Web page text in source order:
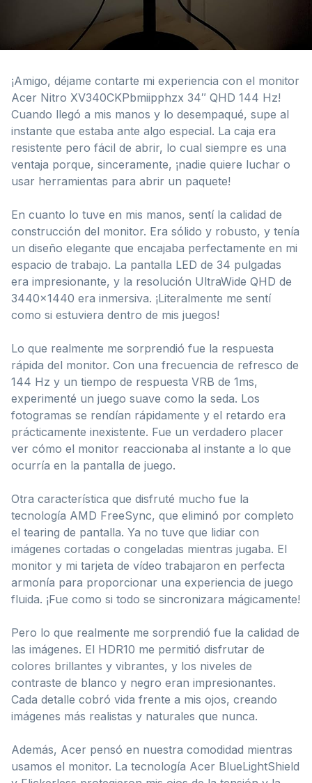
¡Amigo, déjame contarte mi experiencia con el monitor
Acer Nitro XV340CKPbmiipphzx 34″ QHD 144 Hz!
Cuando llegó a mis manos y lo desempaqué, supe al
instante que estaba ante algo especial. La caja era
resistente pero fácil de abrir, lo cual siempre es una
ventaja porque, sinceramente, ¡nadie quiere luchar o
usar herramientas para abrir un paquete!
En cuanto lo tuve en mis manos, sentí la calidad de
construcción del monitor. Era sólido y robusto, y tenía
un diseño elegante que encajaba perfectamente en mi
espacio de trabajo. La pantalla LED de 34 pulgadas
era impresionante, y la resolución UltraWide QHD de
3440×1440 era inmersiva. ¡Literalmente me sentí
como si estuviera dentro de mis juegos!
Lo que realmente me sorprendió fue la respuesta
rápida del monitor. Con una frecuencia de refresco de
144 Hz y un tiempo de respuesta VRB de 1ms,
experimenté un juego suave como la seda. Los
fotogramas se rendían rápidamente y el retardo era
prácticamente inexistente. Fue un verdadero placer
ver cómo el monitor reaccionaba al instante a lo que
ocurría en la pantalla de juego.
Otra característica que disfruté mucho fue la
tecnología AMD FreeSync, que eliminó por completo
el tearing de pantalla. Ya no tuve que lidiar con
imágenes cortadas o congeladas mientras jugaba. El
monitor y mi tarjeta de vídeo trabajaron en perfecta
armonía para proporcionar una experiencia de juego
fluida. ¡Fue como si todo se sincronizara mágicamente!
Pero lo que realmente me sorprendió fue la calidad de
las imágenes. El HDR10 me permitió disfrutar de
colores brillantes y vibrantes, y los niveles de
contraste de blanco y negro eran impresionantes.
Cada detalle cobró vida frente a mis ojos, creando
imágenes más realistas y naturales que nunca.
Además, Acer pensó en nuestra comodidad mientras
usamos el monitor. La tecnología Acer BlueLightShield